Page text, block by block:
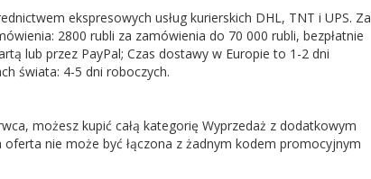
ekspresowych usług kurierskich DHL, TNT i UPS. Za
2800 rubli za zamówienia do 70 000 rubli, bezpłatnie
lub przez PayPal; Czas dostawy w Europie to 1-2 dni
świata: 4-5 dni roboczych.
możesz kupić całą kategorię Wyprzedaż z dodatkowym
nie może być łączona z żadnym kodem promocyjnym